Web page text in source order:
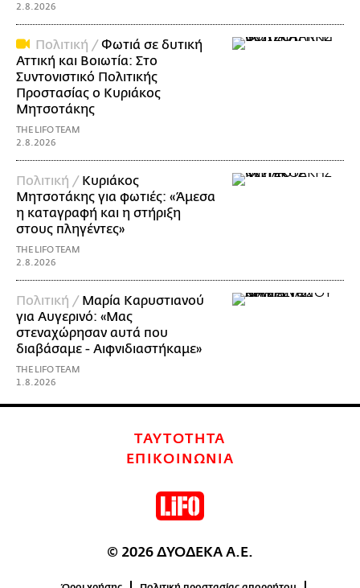
2.8.2026
Πολιτική /Φωτιά σε δυτική
Αττική και Βοιωτία: Στο
Συντονιστικό Πολιτικής
Προστασίας ο Κυριάκος
Μητσοτάκης
THE LIFO TEAM
2.8.2026
Πολιτική / Κυριάκος
Μητσοτάκης για φωτιές: «Άμεσα
η καταγραφή και η στήριξη
στους πληγέντες»
THE LIFO TEAM
2.8.2026
Πολιτική / Μαρία Καρυστιανού
για Αυγερινό: «Μας
στεναχώρησαν αυτά που
διαβάσαμε - Αιφνιδιαστήκαμε»
THE LIFO TEAM
1.8.2026
ΤΑΥΤΟΤΗΤΑ
ΕΠΙΚΟΙΝΩΝΙΑ
© 2026 ΔΥΟΔΕΚΑ Α.Ε.